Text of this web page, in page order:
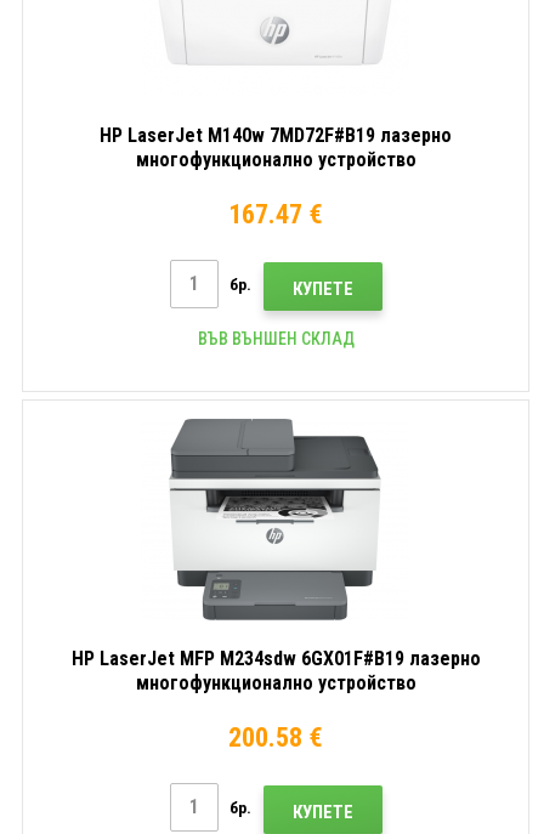
HP LaserJet M140w 7MD72F#B19 лазерно
многофункционално устройство
167.47 €
бр. КУПЕТЕ
ВЪВ ВЪНШЕН СКЛАД
HP LaserJet MFP M234sdw 6GX01F#B19 лазерно
многофункционално устройство
200.58 €
бр. КУПЕТЕ